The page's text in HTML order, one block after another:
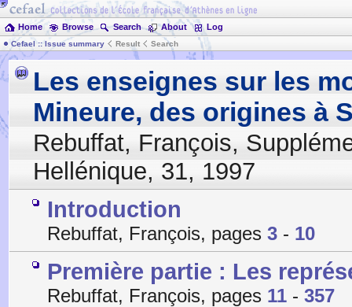
Home Browse Search About Log
Cefael :: Issue summary Result Search
Les enseignes sur les
Mineure, des origines à
Rebuffat, François,
Hellénique, 31, 1997
Introduction
Rebuffat, François, pages 3 - 10
Première partie : Les
Rebuffat, François, pages 11 - 357